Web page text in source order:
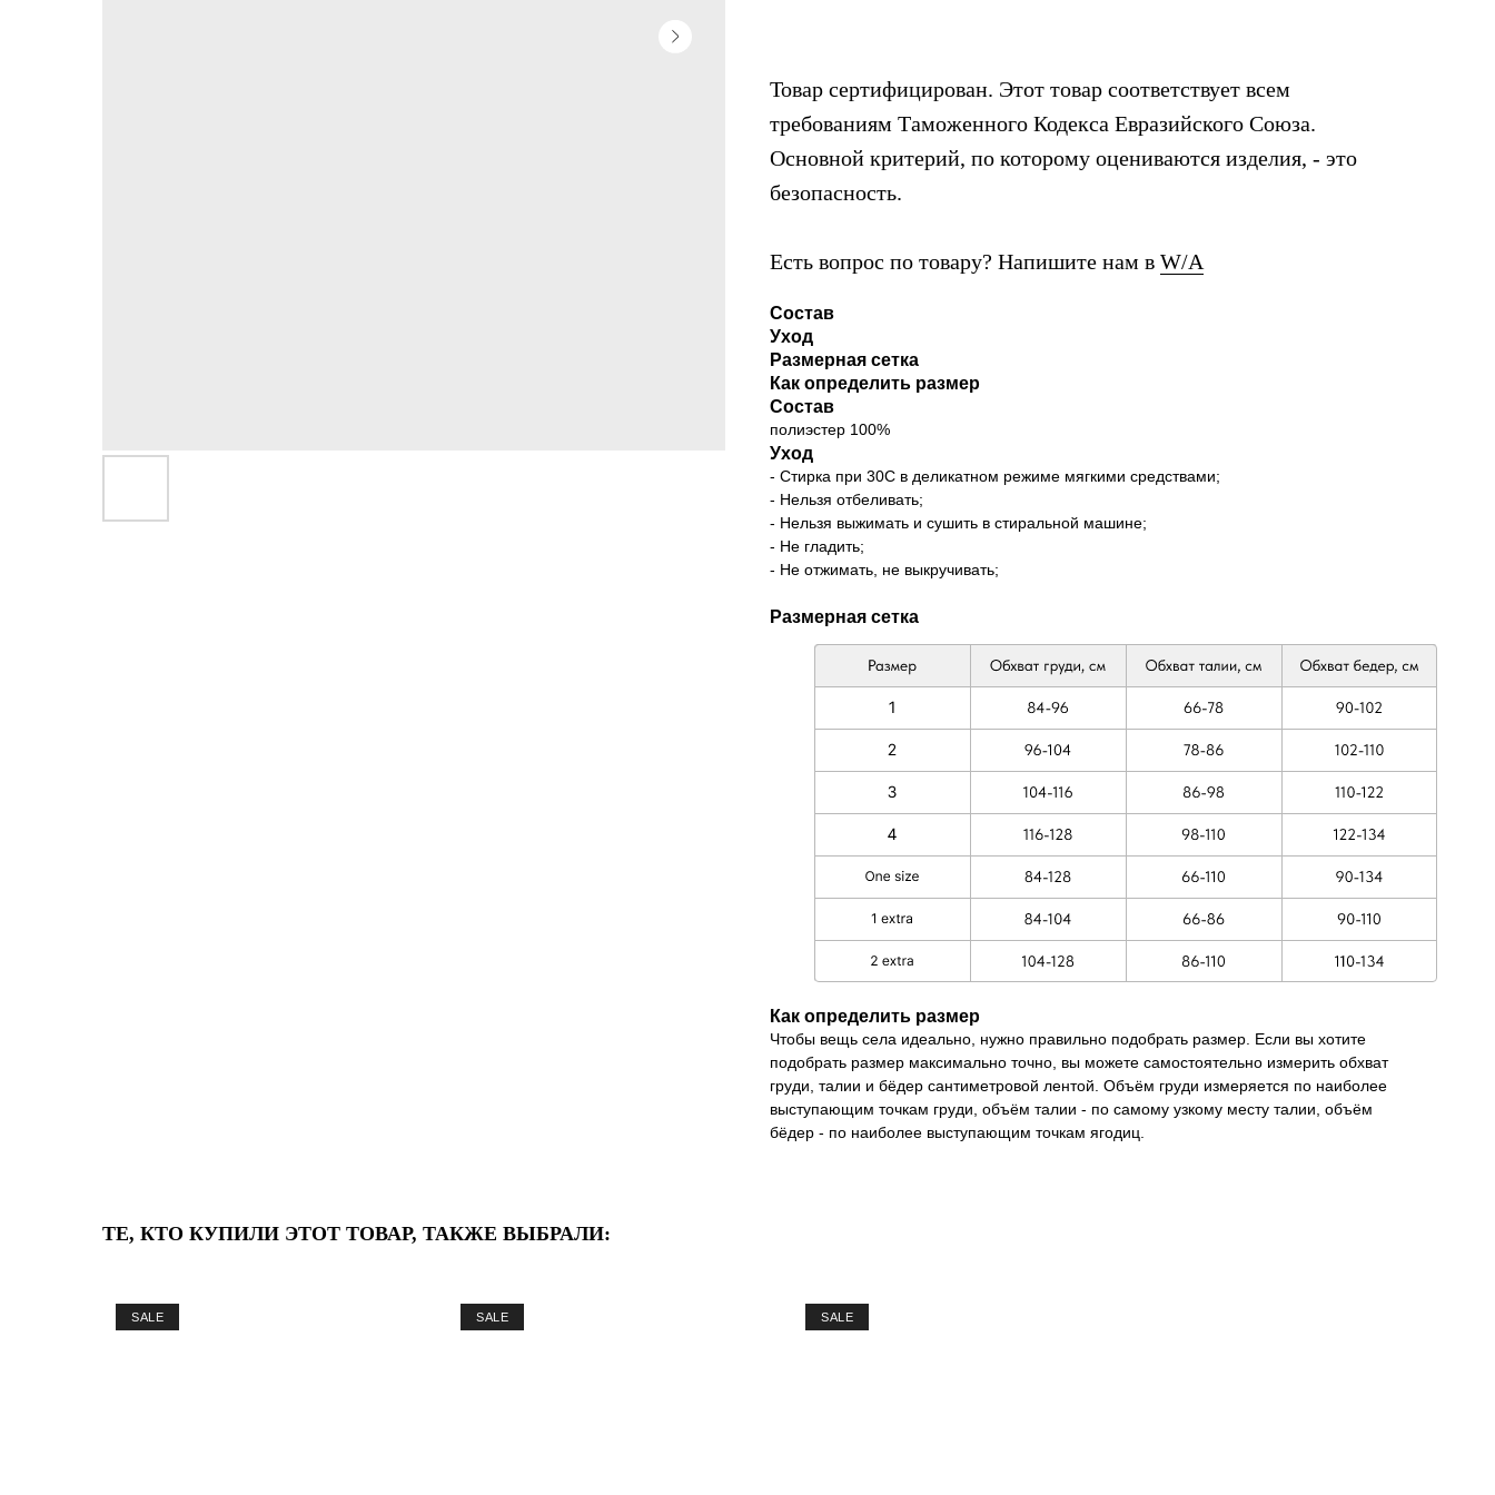
Товар сертифицирован. Этот товар соответствует всем
требованиям Таможенного Кодекса Евразийского Союза.
Основной критерий, по которому оцениваются изделия, - это
безопасность.
Есть вопрос по товару? Напишите нам в W/A
Состав
Уход
Размерная сетка
Как определить размер
Состав
полиэстер 100%
Уход
- Стирка при 30С в деликатном режиме мягкими средствами;
- Нельзя отбеливать;
- Нельзя выжимать и сушить в стиральной машине;
- Не гладить;
- Не отжимать, не выкручивать;
Размерная сетка
Как определить размер
Чтобы вещь села идеально, нужно правильно подобрать размер. Если вы хотите
подобрать размер максимально точно, вы можете самостоятельно измерить обхват
груди, талии и бёдер сантиметровой лентой. Объём груди измеряется по наиболее
выступающим точкам груди, oбъём талии - по самому узкому месту талии, oбъём
бёдер - по наиболее выступающим точкам ягодиц.
ТЕ, КТО КУПИЛИ ЭТОТ ТОВАР, ТАКЖЕ ВЫБРАЛИ:
SALE SALE SALE